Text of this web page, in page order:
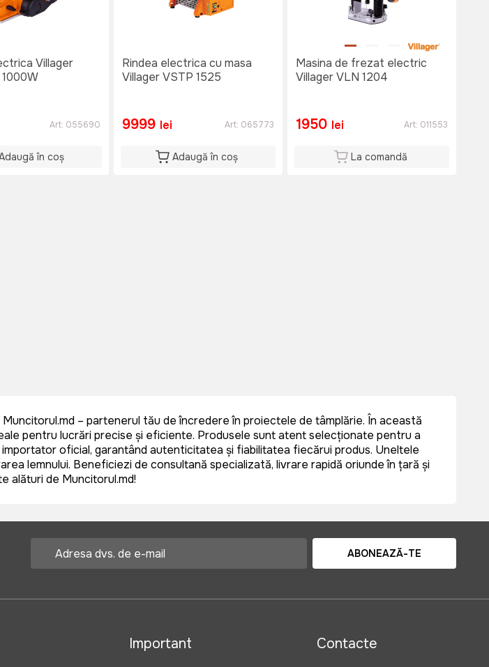
Villager
Art: 055690
în coș
Rindea electrica cu masa
Villager VSTP 1525
9999 lei Art: 065773
Adaugă în coș
Masina de frezat electric
Villager VLN 1204
1950 lei Art: 011553
La comandă
– partenerul tău de încredere în proiectele de tâmplărie. În această
pentru lucrări precise și eficiente. Produsele sunt atent selecționate pentru a
oficial, garantând autenticitatea și fiabilitatea fiecărui produs. Uneltele
lemnului. Beneficiezi de consultanță specializată, livrare rapidă oriunde în țară și
alături de Muncitorul.md!
ABONEAZĂ-TE
Important Contacte